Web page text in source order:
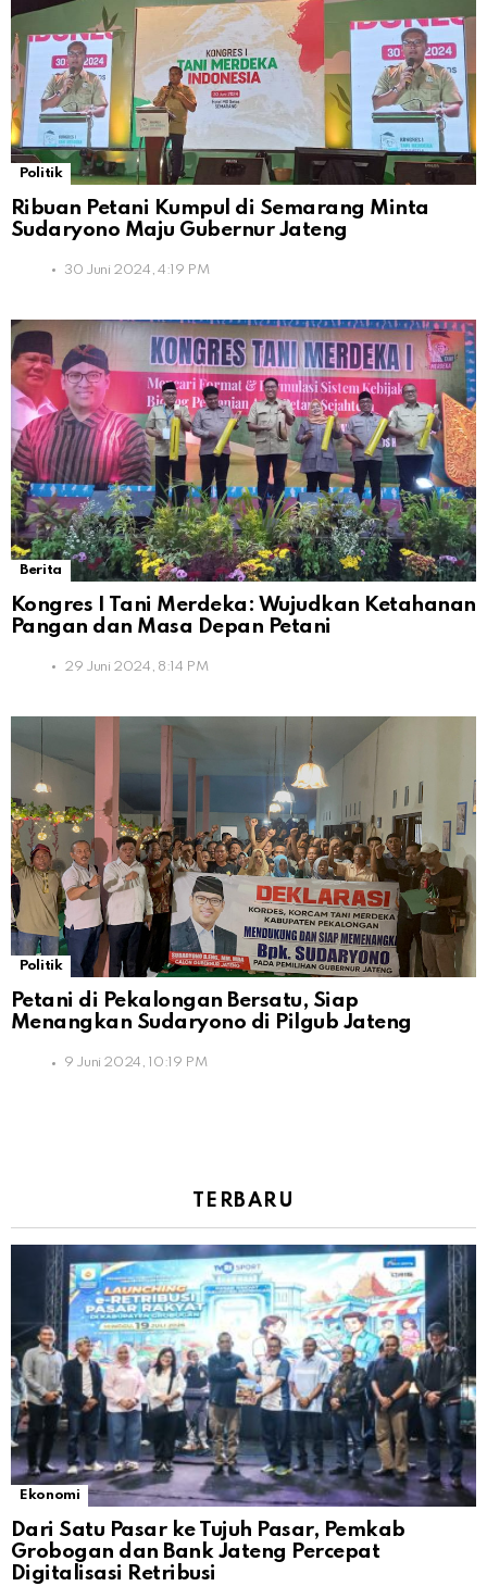
Politik
Ribuan Petani Kumpul di Semarang Minta
Sudaryono Maju Gubernur Jateng
30 Juni 2024, 4:19 PM
Berita
Kongres I Tani Merdeka: Wujudkan Ketahanan
Pangan dan Masa Depan Petani
29 Juni 2024, 8:14 PM
Politik
Petani di Pekalongan Bersatu, Siap
Menangkan Sudaryono di Pilgub Jateng
9 Juni 2024, 10:19 PM
TERBARU
Ekonomi
Dari Satu Pasar ke Tujuh Pasar, Pemkab
Grobogan dan Bank Jateng Percepat
Digitalisasi Retribusi